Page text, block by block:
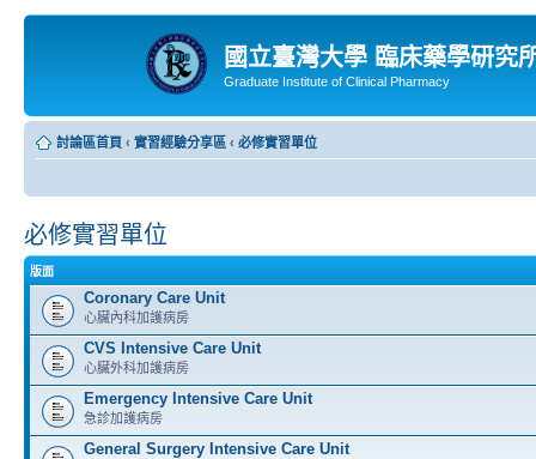
國立臺灣大學 臨床藥學研究
Graduate Institute of Clinical Pharmacy
討論區首頁 ‹ 實習經驗分享區 ‹ 必修實習單位
必修實習單位
版面
Coronary Care Unit
心臟內科加護病房
CVS Intensive Care Unit
心臟外科加護病房
Emergency Intensive Care Unit
急診加護病房
General Surgery Intensive Care Unit